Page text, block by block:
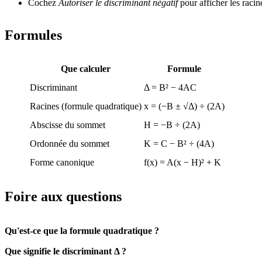
CochezAutoriser le discriminant négatifpour afficher les
Formules
Que calculer
Formule
Discriminant
Δ = B² − 4AC
Racines (formule quadratique) x = (−B ± √Δ) ÷ (2A)
Abscisse du sommet
H = −B ÷ (2A)
Ordonnée du sommet
K = C − B² ÷ (4A)
Forme canonique
f(x) = A(x − H)² + K
Foire aux questions
Qu'est-ce que la formule quadratique ?
Que signifie le discriminant Δ ?